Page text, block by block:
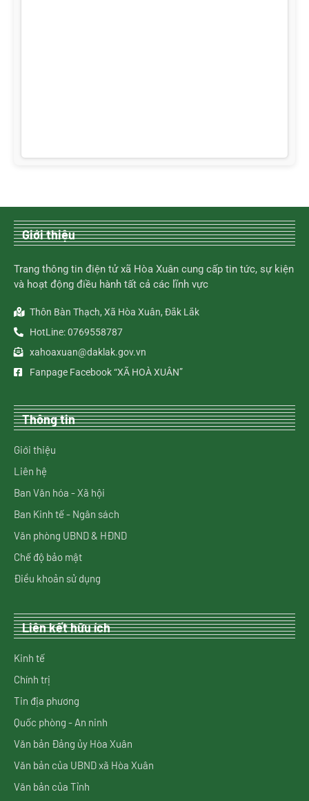
Giới thiệu
Trang thông tin điện tử xã Hòa Xuân cung cấp tin tức, sự kiện
và hoạt động điều hành tất cả các lĩnh vực
Thôn Bàn Thạch, Xã Hòa Xuân, Đắk Lắk
HotLine: 0769558787
xahoaxuan@daklak.gov.vn
Fanpage Facebook “XÃ HOÀ XUÂN”
Thông tin
Giới thiệu
Liên hệ
Ban Văn hóa - Xã hội
Ban Kinh tế - Ngân sách
Văn phòng UBND & HĐND
Chế độ bảo mật
Điều khoản sử dụng
Liên kết hữu ích
Kinh tế
Chính trị
Tin địa phương
Quốc phòng - An ninh
Văn bản Đảng ủy Hòa Xuân
Văn bản của UBND xã Hòa Xuân
Văn bản của Tỉnh